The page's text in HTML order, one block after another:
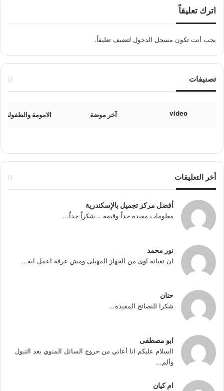
اترك تعليقاً
يجب أنت تكون مسجل الدخول لتضيف تعليقاً.
تصنيفات
video آخر موضة الامومة والطفولة
أخر التعليقات
أفضل مركز تجميل بالإسكندرية
معلومات مفيدة جداً وقيمة .. شكراً جداً...
نور محمد
ان تعبانه اوى من الجهاز المهبلى ومش عرفه اعمل ايه...
حنان
شكرا للنصائح المفيدة...
ابو مصطفى
السلام عليكم انا أعاني من خروج السائل المنوي بعد التبول
وألم...
ام كيان